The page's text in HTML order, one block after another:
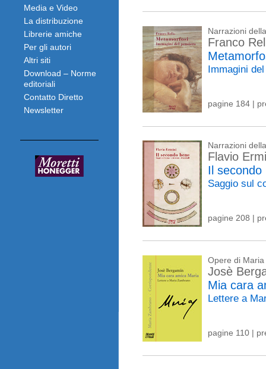
Media e Video
La distribuzione
Librerie amiche
Per gli autori
Altri siti
Download – Norme
editoriali
Contatto Diretto
Newsletter
Narrazioni
Franco
Immagini
pagine 184 |
Narrazioni
Flavio
Il secondo
Saggio sul
pagine 208 |
Opere di
Josè
Mia cara
Lettere a
pagine 110 |